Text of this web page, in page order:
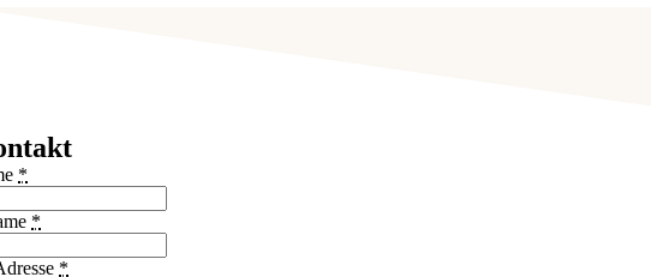
*
*
*